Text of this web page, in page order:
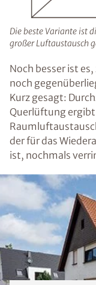
Die beste Variante ist
großer Luftaustausch
Noch besser ist
noch
Kurz gesagt:
Querlüftung ergibt
der für das
ist, nochmals